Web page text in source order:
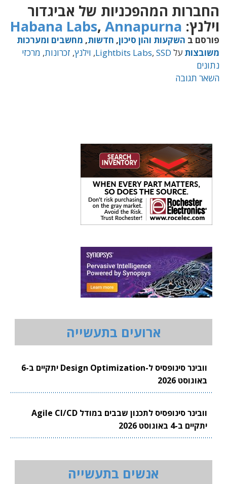
החברות המהפכניות של אביגדור
וילנץ: Habana Labs, Annapurna
פורסם ב השקעות והון סיכון, חדשות, מחשבים ומערכות
משובצות על Lightbits Labs, SSD
, וילנץ, זכרונות, מרכזי
נתונים
השאר תגובה
ארועים בתעשייה
וובינר סינופסיס ל-Design Optimization יתקיים ב-6
באוגוסט 2026
וובינר סינופסיס לתכנון שבבים במודל Agile CI/CD
יתקיים ב-4 באוגוסט 2026
אנשים בתעשייה